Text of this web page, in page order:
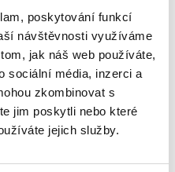
poskytování funkcí
návštěvnosti využíváme
jak náš web používáte,
sociální média, inzerci a
zkombinovat s
jim poskytli nebo které
jejich služby.
- série PB
- série DPH
systém
terčů Buzon